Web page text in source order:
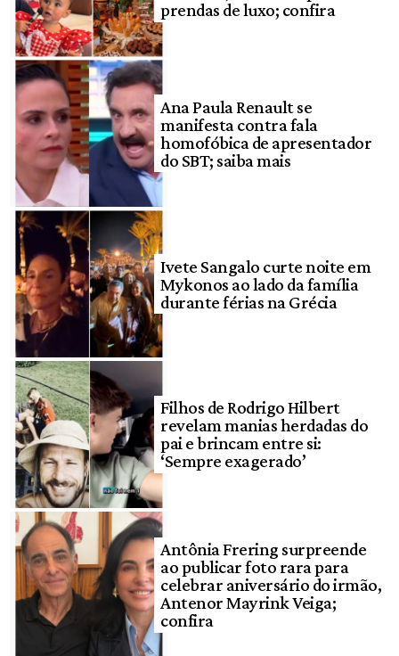
prendas de luxo; confira
Ana Paula Renault se
manifesta contra fala
homofóbica de apresentador
do SBT; saiba mais
Ivete Sangalo curte noite em
Mykonos ao lado da família
durante férias na Grécia
Filhos de Rodrigo Hilbert
revelam manias herdadas do
pai e brincam entre si:
‘Sempre exagerado’
Antônia Frering surpreende
ao publicar foto rara para
celebrar aniversário do irmão,
Antenor Mayrink Veiga;
confira